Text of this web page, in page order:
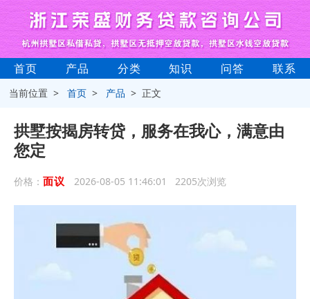
首页 产品 分类 知识 问答 联系
当前位置 >首页 > 产品 > 正文
拱墅按揭房转贷，服务在我心，满意由
您定
价格： 面议 2026-08-05 11:46:01 2205次浏览